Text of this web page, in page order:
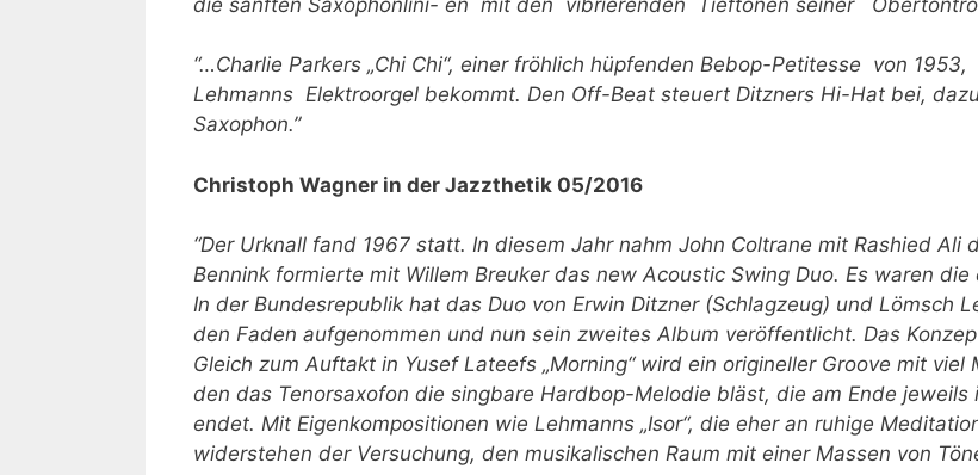
“…Charlie Parkers „Chi Chi“, einer fröhlich hüpfenden Bebop-Petitesse von
Lehmanns Elektroorgel bekommt. Den Off-Beat steuert Ditzners Hi-Hat bei,
Saxophon.”
Christoph Wagner in der Jazzthetik 05/2016
“Der Urknall fand 1967 statt. In diesem Jahr nahm John Coltrane mit Rashied Ali
Bennink formierte mit Willem Breuker das new Acoustic Swing Duo. Es waren
In der Bundesrepublik hat das Duo von Erwin Ditzner (Schlagzeug) und Lömsch
den Faden aufgenommen und nun sein zweites Album veröffentlicht. Das
Gleich zum Auftakt in Yusef Lateefs „Morning“ wird ein origineller Groove mit
den das Tenorsaxofon die singbare Hardbop-Melodie bläst, die am Ende
endet. Mit Eigenkompositionen wie Lehmanns „Isor“, die eher an ruhige
widerstehen der Versuchung, den musikalischen Raum mit einer Massen von